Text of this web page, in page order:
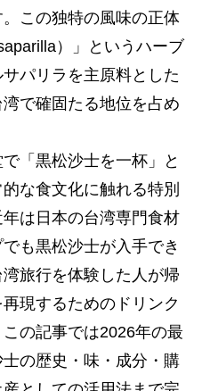
この独特の風味の正体
）」というハーブ
パリラを主原料とした
で確固たる地位を占め
「黒松沙士を一杯」と
な食文化に触れる特別
は日本の台湾専門食材
も黒松沙士が入手でき
旅行を体験した人が帰
現するためのドリンク
の記事では2026年の最
の歴史・味・成分・購